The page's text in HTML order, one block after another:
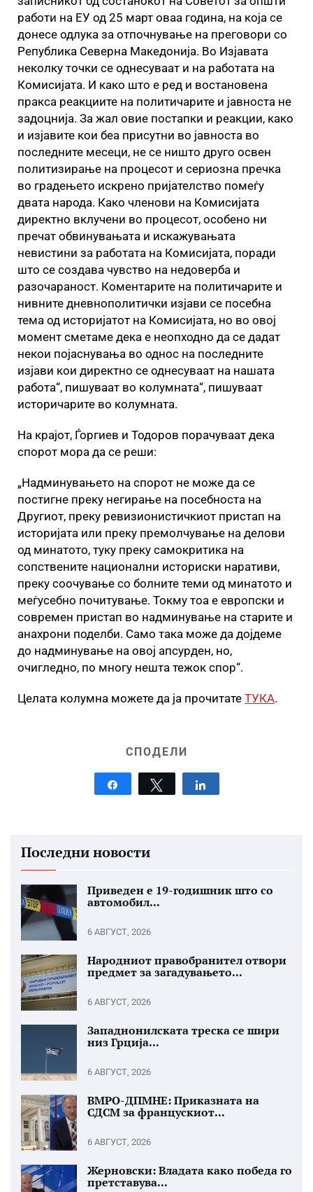
работи на ЕУ од 25 март оваа година, на која се
донесе одлука за отпочнување на преговори со
Република Северна Македонија. Во Изјавата
неколку точки се однесуваат и на работата на
Комисијата. И како што е ред и востановена
пракса реакциите на политичарите и јавноста не
задоцнија. За жал овие постапки и реакции, како
и изјавите кои беа присутни во јавноста во
последните месеци, не се ништо друго освен
политизирање на процесот и сериозна пречка
во градењето искрено пријателство помеѓу
двата народа. Како членови на Комисијата
директно вклучени во процесот, особено ни
пречат обвинувањата и искажувањата
невистини за работата на Комисијата, поради
што се создава чувство на недоверба и
разочараност. Коментарите на политичарите и
нивните дневнополитички изјави се посебна
тема од историјатот на Комисијата, но во овој
момент сметаме дека е неопходно да се дадат
некои појаснувања во однос на последните
изјави кои директно се однесуваат на нашата
работа“, пишуваат во колумната“, пишуваат
историчарите во колумната.
На крајот, Ѓоргиев и Тодоров порачуваат дека
спорот мора да се реши:
„Надминувањето на спорот не може да се
постигне преку негирање на посебноста на
Другиот, преку ревизионистичкиот пристап на
историјата или преку премолчување на делови
од минатото, туку преку самокритика на
сопствените национални историски наративи,
преку соочување со болните теми од минатото и
меѓусебно почитување. Токму тоа е европски и
современ пристап во надминување на старите и
анахрони поделби. Само така може да дојдеме
до надминување на овој апсурден, но,
очигледно, по многу нешта тежок спор“.
Целата колумна можете да ја прочитате ТУКА.
СПОДЕЛИ
Tweet
Последни новости
Приведен е 19-годишник што со
автомобил...
6 АВГУСТ, 2026
Народниот правобранител отвори
предмет за загадувањето...
6 АВГУСТ, 2026
Западнонилската треска се шири
низ Грција...
6 АВГУСТ, 2026
ВМРО-ДПМНЕ: Приказната на
СДСМ за францускиот...
6 АВГУСТ, 2026
Жерновски: Владата како победа го
претставува...